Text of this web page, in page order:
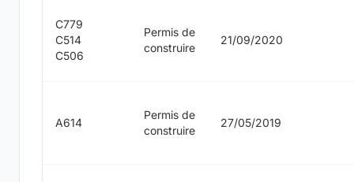
C779
C514
C506
Permis de
construire
21/09/2020
A614
Permis de
construire
27/05/2019